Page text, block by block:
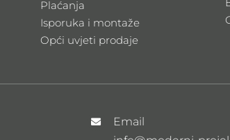
Plaćanja
Isporuka i montaže
Opći uvjeti prodaje
Email